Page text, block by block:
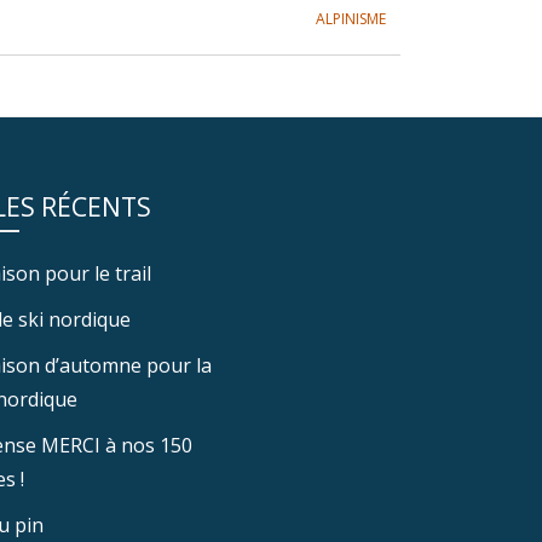
ALPINISME
RÉCENTS
pour le trail
ski nordique
d’automne pour la
MERCI à nos 150
!
pin